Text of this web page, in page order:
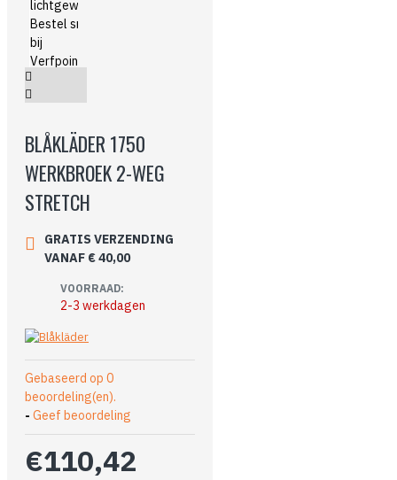
BLÅKLÄDER 1750
WERKBROEK 2-WEG
STRETCH
GRATIS VERZENDING
VANAF € 40,00
VOORRAAD:
2-3 werkdagen
Gebaseerd op 0
beoordeling(en).
- Geef beoordeling
€110,42